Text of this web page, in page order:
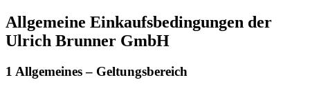
Allgemeine Einkaufsbedingungen der
Ulrich Brunner GmbH
1 Allgemeines – Geltungsbereich